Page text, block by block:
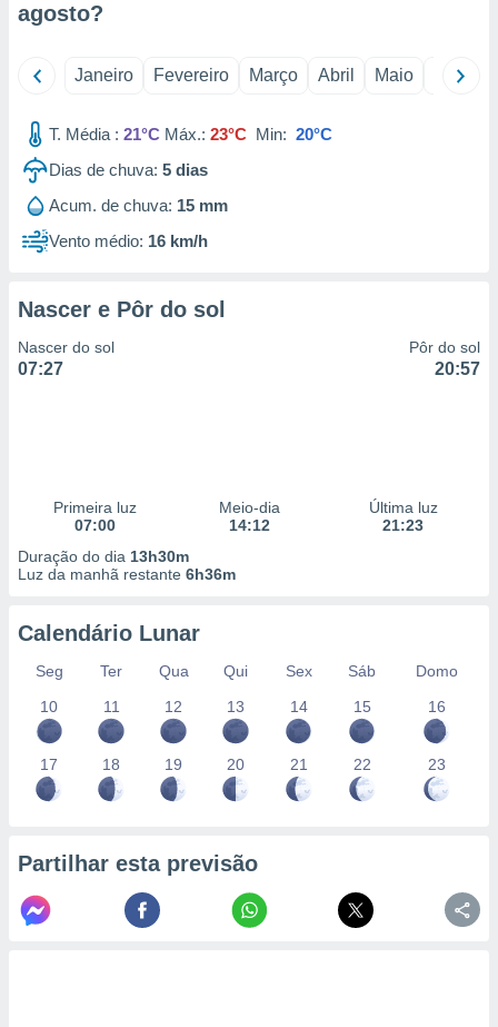
criar
medir
da
de
ou
estudos
de
agosto?
Janeiro Fevereiro Março Abril Maio Junho
T. Média : 21°C Máx.: 23°C Min: 20°C
Dias de chuva: 5 dias
Acum. de chuva: 15 mm
Vento médio: 16 km/h
Nascer e Pôr do sol
Nascer do sol
07:27
Pôr do sol
20:57
Primeira luz
07:00
Meio-dia
14:12
Última luz
21:23
Duração do dia 13h30m
Luz da manhã restante 6h36m
Calendário Lunar
Seg Ter Qua Qui Sex Sáb
Domo
10
11 12 13 14 15 16
17 18 19 20 21 22 23
Partilhar esta previsão